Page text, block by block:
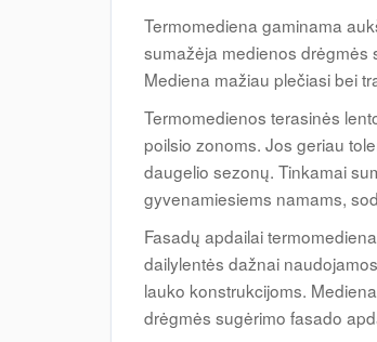
Termomediena gaminama
sumažėja medienos drėgmės
Mediena mažiau plečiasi bei
Termomedienos terasinės
poilsio zonoms. Jos geriau
daugelio sezonų. Tinkamai
gyvenamiesiems namams,
Fasadų apdailai
dailylentės dažnai
lauko konstrukcijoms.
drėgmės sugėrimo fasado